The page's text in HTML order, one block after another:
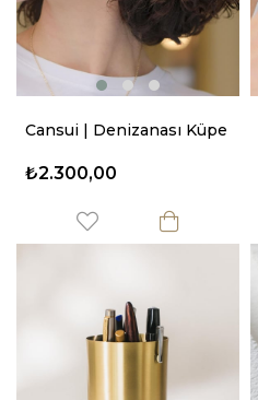
Cansui | Denizanası Küpe
₺2.300,00